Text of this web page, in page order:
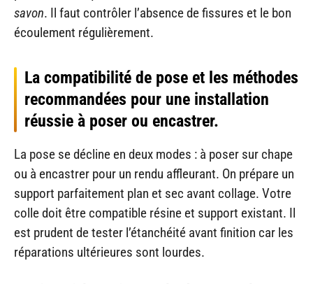
savon. Il faut contrôler l’absence de fissures et le bon
écoulement régulièrement.
La compatibilité de pose et les méthodes
recommandées pour une installation
réussie à poser ou encastrer.
La pose se décline en deux modes : à poser sur chape
ou à encastrer pour un rendu affleurant. On prépare un
support parfaitement plan et sec avant collage. Votre
colle doit être compatible résine et support existant. Il
est prudent de tester l’étanchéité avant finition car les
réparations ultérieures sont lourdes.